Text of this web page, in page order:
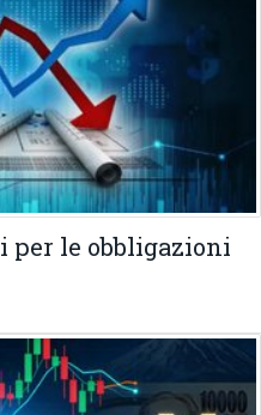
per le obbligazioni